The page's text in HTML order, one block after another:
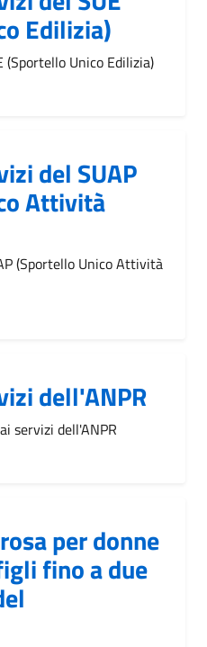
Edilizia)
(Sportello Unico Edilizia)
del SUAP
Attività
(Sportello Unico Attività
dell'ANPR
servizi dell'ANPR
per donne
fino a due